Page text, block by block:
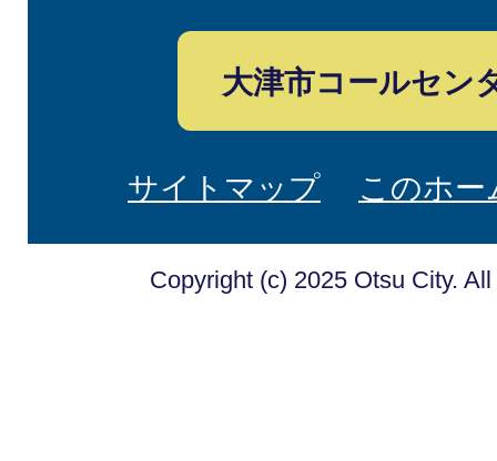
大津市コールセン
サイトマップ このホ
Copyright (c) 2025 Otsu City.